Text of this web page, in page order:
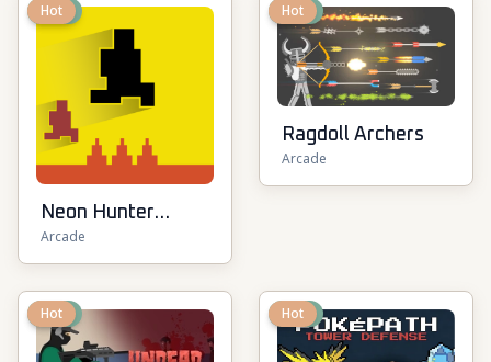
New
Hot
Neon Hunter
Defense
Arcade
New
Hot
Ragdoll Archers
Arcade
New
Hot New
Hot